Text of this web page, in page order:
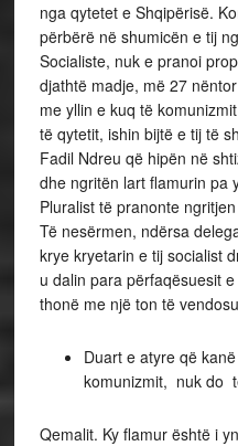
nga qytetet e Shqipërisë.
përbërë në shumicën e tij
Socialiste, nuk e pranoi
djathtë madje, më 27
me yllin e kuq të
të qytetit, ishin bijtë e tij të
Fadil Ndreu që hipën në
dhe ngritën lart flamurin pa
Pluralist të pranonte
Të nesërmen, ndërsa
krye kryetarin e tij socialist
u dalin para përfaqësuesit
thonë me një ton të
Duart e atyre që
komunizmit, nuk do
Qemalit. Ky flamur është i